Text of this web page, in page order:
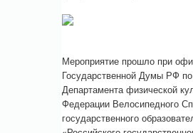
Мероприятие прошло при
Государственной Думы РФ
Департамента физической
Федерации Велосипедного
государственного